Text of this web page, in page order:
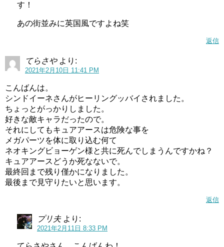
す！
あの街並みに英国風ですよね笑
返信
てらさや より:
2021年2月10日 11:41 PM
こんばんは。
シンドイーネさんがヒーリングッバイされました。
ちょっとがっかりしました。
好きな敵キャラだったので。
それにしてもキュアアースは危険な事を
メガパーツを体に取り込む何て
ネオキングビョーゲン様と共に死んでしまうんですかね？
キュアアースどうか死なないで。
最終回まで残り僅かになりました。
最後まで見守りたいと思います。
返信
プリ夫 より:
2021年2月11日 8:33 PM